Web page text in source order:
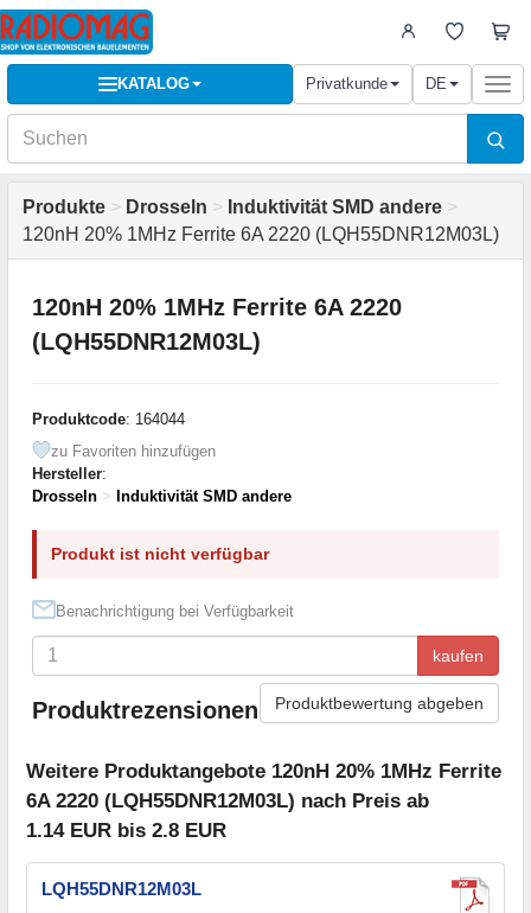
KATALOG Privatkunde DE
Produkte > Drosseln > Induktivität SMD andere >
120nH 20% 1MHz Ferrite 6A 2220 (LQH55DNR12M03L)
120nH 20% 1MHz Ferrite 6A 2220
(LQH55DNR12M03L)
Produktcode: 164044
zu Favoriten hinzufügen
Hersteller:
Drosseln > Induktivität SMD andere
Produkt ist nicht verfügbar
Benachrichtigung bei Verfügbarkeit
kaufen
Produktrezensionen Produktbewertung abgeben
Weitere Produktangebote 120nH 20% 1MHz Ferrite
6A 2220 (LQH55DNR12M03L) nach Preis ab
1.14 EUR bis 2.8 EUR
LQH55DNR12M03L